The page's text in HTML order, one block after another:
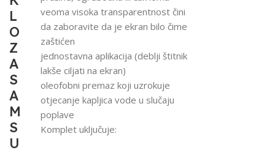
L
O
Z
A
S
A
M
S
U
veoma visoka transparentnost čini
da zaboravite da je ekran bilo čime
zaštićen
jednostavna aplikacija (deblji štitnik
lakše ciljati na ekran)
oleofobni premaz koji uzrokuje
otjecanje kapljica vode u slučaju
poplave
Komplet uključuje: